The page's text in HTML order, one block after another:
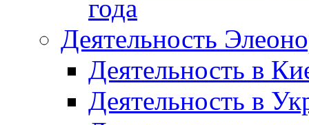
года
Деятельность
Деятельность в
Деятельность в